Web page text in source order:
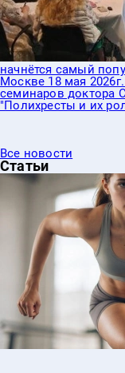
начнётся самый
Москве 18 мая
семинаров доктора
"Полихресты и их
Все новости
Статьи